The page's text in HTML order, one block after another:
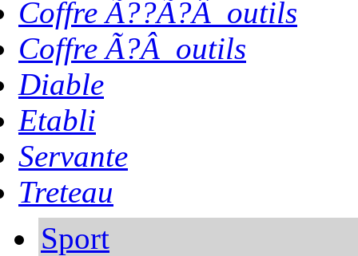
Coffre Ã??Ã?Â outils
Coffre Ã?Â outils
Diable
Etabli
Servante
Treteau
Sport